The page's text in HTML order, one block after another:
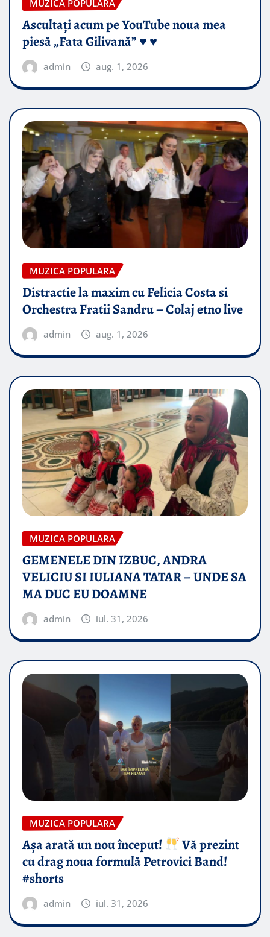
MUZICA POPULARA
Ascultați acum pe YouTube noua mea
piesă „Fata Gilivană” ♥️ ♥️
admin aug. 1, 2026
MUZICA POPULARA
Distractie la maxim cu Felicia Costa si
Orchestra Fratii Sandru – Colaj etno live
admin aug. 1, 2026
MUZICA POPULARA
GEMENELE DIN IZBUC, ANDRA
VELICIU SI IULIANA TATAR – UNDE SA
MA DUC EU DOAMNE
admin iul. 31, 2026
MUZICA POPULARA
Așa arată un nou început!
Vă prezint
cu drag noua formulă Petrovici Band!
#shorts
admin iul. 31, 2026